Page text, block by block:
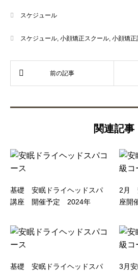
スケジュール
スケジュール, 小顔矯正スクール, 小顔矯正
関連記事
基礎 安眠ドライヘッドスパ
講座 開催予定 2024年
2月
座開
基礎 安眠ドライヘッドスパ
3月